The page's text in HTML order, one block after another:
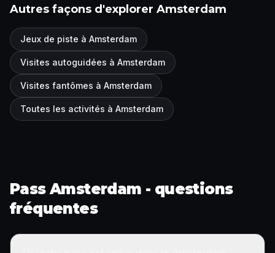
Autres façons d'explorer Amsterdam
Jeux de piste à Amsterdam
Visites autoguidées à Amsterdam
Visites fantômes à Amsterdam
Toutes les activités à Amsterdam
Pass Amsterdam - questions
fréquentes